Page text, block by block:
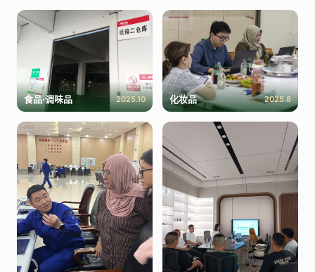
食品·调味品 2025.10 化妆品 2025.8